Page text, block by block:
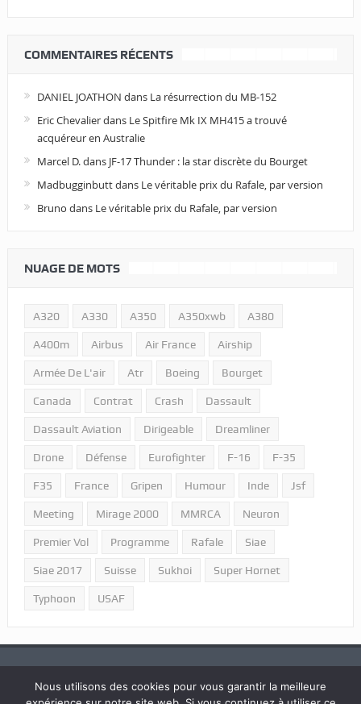
COMMENTAIRES RÉCENTS
DANIEL JOATHON dans La résurrection du MB-152
Eric Chevalierdans Le Spitfire Mk IX MH415 a trouvé
acquéreur en Australie
Marcel D.dans JF-17 Thunder : la star discrète du Bourget
Madbugginbuttdans Le véritable prix du Rafale, par version
Bruno dans Le véritable prix du Rafale, par version
NUAGE DE MOTS
A320 A330 A350 A350xwb A380
A400m Airbus Air France Airship
Armée De L'air Atr Boeing Bourget
Canada Contrat Crash Dassault
Dassault Aviation Dirigeable Dreamliner
Drone Défense Eurofighter F-16 F-35
F35 France Gripen Humour Inde Jsf
Meeting Mirage 2000 MMRCA Neuron
Premier Vol Programme Rafale Siae
Siae 2017 Suisse Sukhoi Super Hornet
Typhoon USAF
Nous utilisons des cookies pour vous garantir la meilleure